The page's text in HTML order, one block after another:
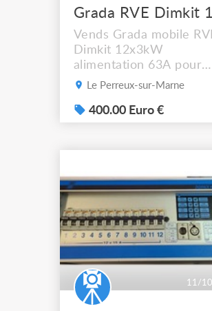
Vends Grada mobile
Dimkit 12x3kW
alimentation 63A pour
cause de changement de
souci
Le Perreux-sur-Marne
400.00 Euro €
11/